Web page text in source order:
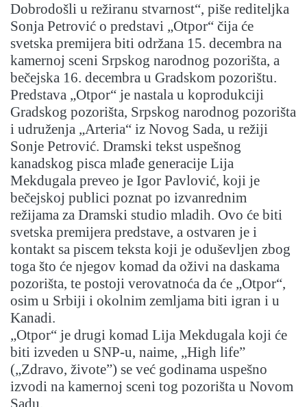
Dobrodošli u režiranu stvarnost“, piše rediteljka
Sonja Petrović o predstavi „Otpor“ čija će
svetska premijera biti održana 15. decembra na
kamernoj sceni Srpskog narodnog pozorišta, a
bečejska 16. decembra u Gradskom pozorištu.
Predstava „Otpor“ je nastala u koprodukciji
Gradskog pozorišta, Srpskog narodnog pozorišta
i udruženja „Arteria“ iz Novog Sada, u režiji
Sonje Petrović. Dramski tekst uspešnog
kanadskog pisca mlađe generacije Lija
Mekdugala preveo je Igor Pavlović, koji je
bečejskoj publici poznat po izvanrednim
režijama za Dramski studio mladih. Ovo će biti
svetska premijera predstave, a ostvaren je i
kontakt sa piscem teksta koji je oduševljen zbog
toga što će njegov komad da oživi na daskama
pozorišta, te postoji verovatnoća da će „Otpor“,
osim u Srbiji i okolnim zemljama biti igran i u
Kanadi.
„Otpor“ je drugi komad Lija Mekdugala koji će
biti izveden u SNP-u, naime, „High life”
(„Zdravo, živote”) se već godinama uspešno
izvodi na kamernoj sceni tog pozorišta u Novom
Sadu.